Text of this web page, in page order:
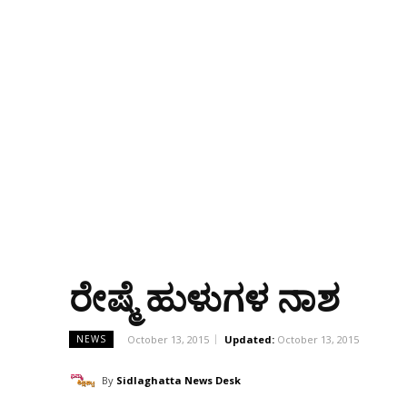
ರೇಷ್ಮೆ ಹುಳುಗಳ ನಾಶ
NEWS October 13, 2015 Updated: October 13, 2015
By Sidlaghatta News Desk